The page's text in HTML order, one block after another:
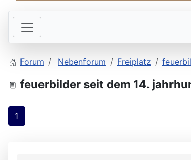
Forum Nebenforum Freiplatz
feuerbilder seit dem 14.
1